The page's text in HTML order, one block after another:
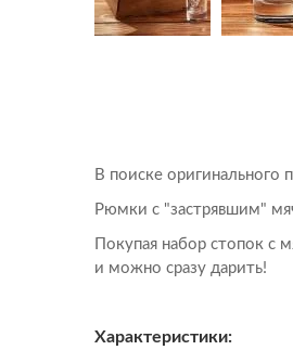
Юристу
В поиске оригинального
Рюмки с "застрявшим"
Покупая набор стопок с
и можно сразу дарить!
Характеристики: